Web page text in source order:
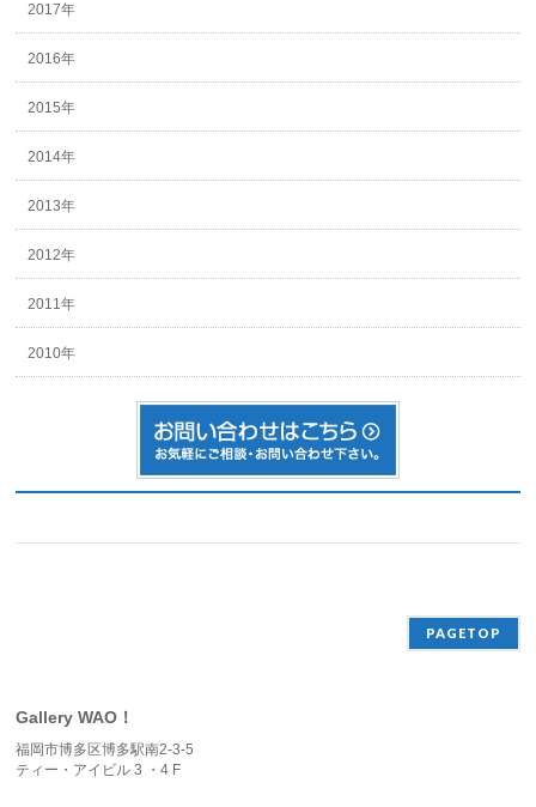
2017年
2016年
2015年
2014年
2013年
2012年
2011年
2010年
PAGETOP
Gallery WAO！
福岡市博多区博多駅南2-3-5
ティー・アイビル 3 ・4 F